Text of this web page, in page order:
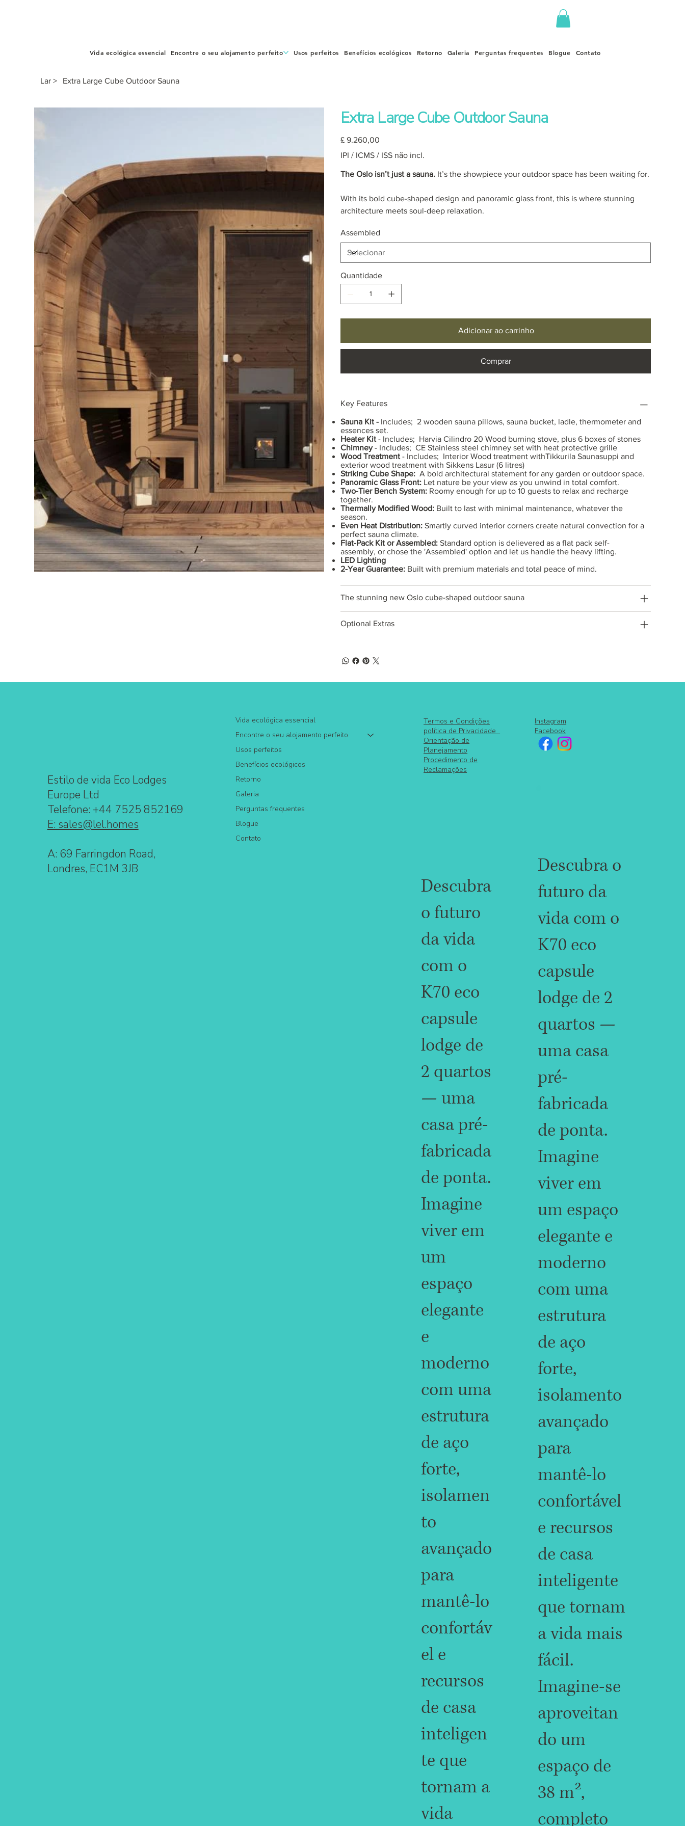
Vida ecológica essencial Encontre o seu alojamento perfeito Usos perfeitos Benefícios ecológicos Retorno Galeria Perguntas frequentes Blogue Contato
Lar > Extra Large Cube Outdoor Sauna
Extra Large Cube Outdoor Sauna
Preço
£ 9.260,00
IPI / ICMS / ISS não incl.
The Oslo isn’t just a sauna.It’s the showpiece your outdoor space has been waiting for.
With its bold cube-shaped design and panoramic glass front, this is where stunning
architecture meets soul-deep relaxation.
Assembled
Quantidade
Adicionar ao carrinho
Comprar
Key Features
Sauna Kit - Includes; 2 wooden sauna pillows, sauna bucket, ladle, thermometer and
essences set.
Heater Kit- Includes; Harvia Cilindro 20 Wood burning stove, plus 6 boxes of stones
Chimney- Includes; CE Stainless steel chimney set with heat protective grille
Wood Treatment- Includes; Interior Wood treatment withTikkurila Saunasuppi and
exterior wood treatment with Sikkens Lasur (6 litres)
Striking Cube Shape: A bold architectural statement for any garden or outdoor space.
Panoramic Glass Front: Let nature be your view as you unwind in total comfort.
Two-Tier Bench System: Roomy enough for up to 10 guests to relax and recharge
together.
Thermally Modified Wood: Built to last with minimal maintenance, whatever the
season.
Even Heat Distribution: Smartly curved interior corners create natural convection for a
perfect sauna climate.
Flat-Pack Kit or Assembled: Standard option is delievered as a flat pack self-
assembly, or chose the 'Assembled' option and let us handle the heavy lifting.
LED Lighting
2-Year Guarantee: Built with premium materials and total peace of mind.
The stunning new Oslo cube-shaped outdoor sauna
Optional Extras
Estilo de vida Eco Lodges
Europe Ltd
Telefone: +44 7525 852169
E: sales@lel.homes
A: 69 Farringdon Road,
Londres, EC1M 3JB
Vida ecológica essencial
Encontre o seu alojamento perfeito
Usos perfeitos
Benefícios ecológicos
Retorno
Galeria
Perguntas frequentes
Blogue
Contato
Termos e Condições
política de Privacidade
Orientação de
Planejamento
Procedimento de
Reclamações
Descubra
o futuro
da vida
com o
K70 eco
capsule
lodge de
2 quartos
— uma
casa pré-
fabricada
de ponta.
Imagine
viver em
um
espaço
elegante
e
moderno
com uma
estrutura
de aço
forte,
isolamen
to
avançado
para
mantê-lo
confortáv
el e
recursos
de casa
inteligen
te que
tornam a
vida
Instagram
Facebook
Descubra o
futuro da
vida com o
K70 eco
capsule
lodge de 2
quartos —
uma casa
pré-
fabricada
de ponta.
Imagine
viver em
um espaço
elegante e
moderno
com uma
estrutura
de aço
forte,
isolamento
avançado
para
mantê-lo
confortável
e recursos
de casa
inteligente
que tornam
a vida mais
fácil.
Imagine-se
aproveitan
do um
espaço de
38 m²,
completo